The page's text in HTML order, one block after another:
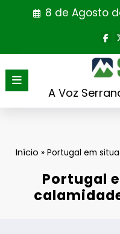
8 de Agosto
A Voz
Início » Portugal em
Portugal